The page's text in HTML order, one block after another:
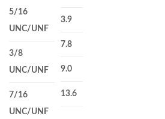
5/16
UNC/UNF
3/8
UNC/UNF
7/16
UNC/UNF
3.9
7.8
9.0
13.6